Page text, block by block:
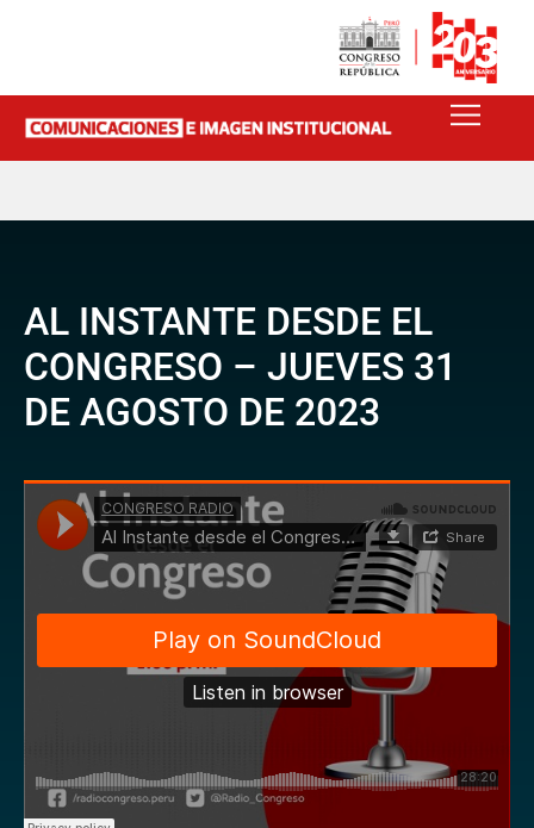
AL INSTANTE DESDE EL
CONGRESO – JUEVES 31
DE AGOSTO DE 2023